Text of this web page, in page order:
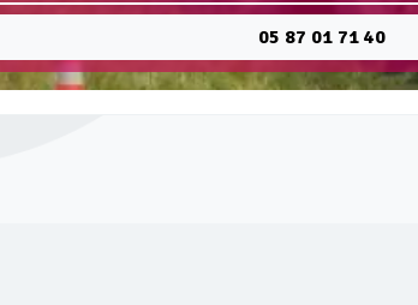
05 87 01 71 40